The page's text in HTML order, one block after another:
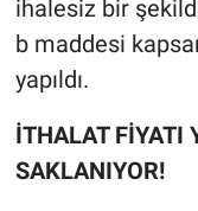
ihalesiz bir
b maddesi
yapıldı.
İTHALAT FİYATI
SAKLANIYOR!